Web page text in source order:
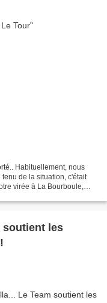
Habituellement, nous
de la situation, c'était
virée à La Bourboule,
soutient les